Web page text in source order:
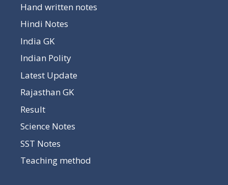
Hand written notes
Hindi Notes
India GK
Indian Polity
Latest Update
Rajasthan GK
Result
Science Notes
SST Notes
Teaching method